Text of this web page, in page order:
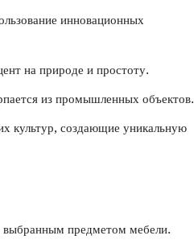
инновационных
на природе и простоту.
из промышленных объектов.
культур, создающие уникальную
предметом мебели.